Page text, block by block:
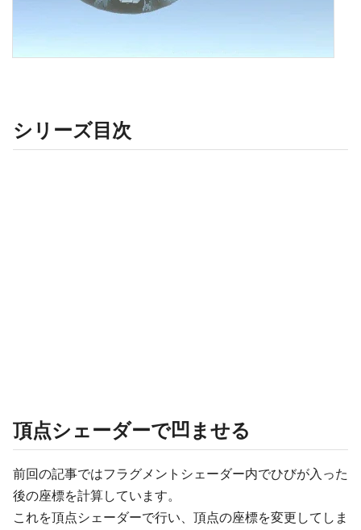
シリーズ目次
頂点シェーダーで凹ませる
前回の記事ではフラグメントシェーダー内でひびが入った
後の座標を計算しています。
これを頂点シェーダーで行い、頂点の座標を変更してしま